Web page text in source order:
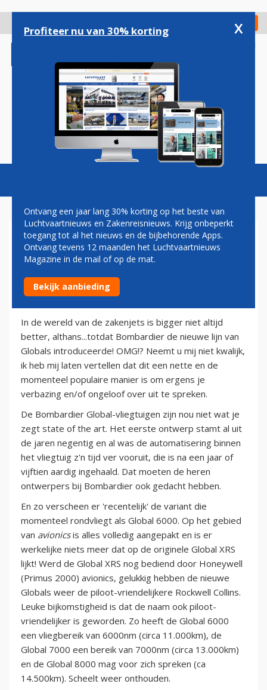
gaan
Check in
Magazine Podcasts Vacatures
ERIC VAN WALSEM: BIGGER
AND BETTER
18 januari 2013
In de wereld van de zakenjets is bigger niet altijd
better, althans...totdat Bombardier de nieuwe lijn van
Globals introduceerde! OMG!? Neemt u mij niet kwalijk,
ik heb mij laten vertellen dat dit een nette en de
momenteel populaire manier is om ergens je
verbazing en/of ongeloof over uit te spreken.
De Bombardier Global-vliegtuigen zijn nou niet wat je
zegt state of the art. Het eerste ontwerp stamt al uit
de jaren negentig en al was de automatisering binnen
het vliegtuig z'n tijd ver vooruit, die is na een jaar of
vijftien aardig ingehaald. Dat moeten de heren
ontwerpers bij Bombardier ook gedacht hebben.
En zo verscheen er 'recentelijk' de variant die
momenteel rondvliegt als Global 6000. Op het gebied
van avionicsis alles volledig aangepakt en is er
werkelijke niets meer dat op de originele Global XRS
lijkt! Werd de Global XRS nog bediend door Honeywell
(Primus 2000) avionics, gelukkig hebben de nieuwe
Globals weer de piloot-vriendelijkere Rockwell Collins.
Leuke bijkomstigheid is dat de naam ook piloot-
vriendelijker is geworden. Zo heeft de Global 6000
een vliegbereik van 6000nm (circa 11.000km), de
Global 7000 een bereik van 7000nm (circa 13.000km)
en de Global 8000 mag voor zich spreken (ca
14.500km). Scheelt weer onthouden.
Profiteer nu van 30% korting x
Ontvang een jaar lang 30% korting op het beste van
Luchtvaartnieuws en Zakenreisnieuws. Krijg onbeperkt
toegang tot al het nieuws en de bijbehorende Apps.
Ontvang tevens 12 maanden het Luchtvaartnieuws
Magazine in de mail of op de mat.
Bekijk aanbieding